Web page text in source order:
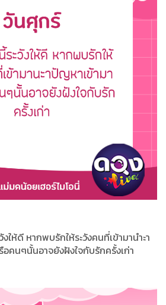
ให้ดี หากพบรักให้ระวังคนที่เข้ามานำะา
คนๆนั้นอาจยังฝังใจกับรักครั้งเก่า